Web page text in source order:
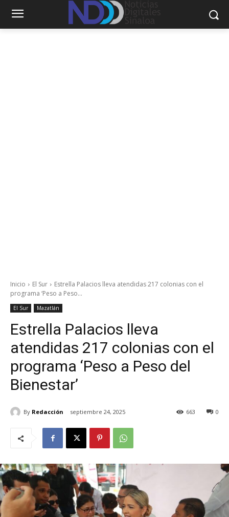
Inicio El Sur
Estrella Palacios lleva atendidas 217 colonias con el
programa ‘Peso a Peso...
El Sur Mazatlán
Estrella Palacios lleva
atendidas 217 colonias con el
programa ‘Peso a Peso del
Bienestar’
By Redacción septiembre 24, 2025 0
663